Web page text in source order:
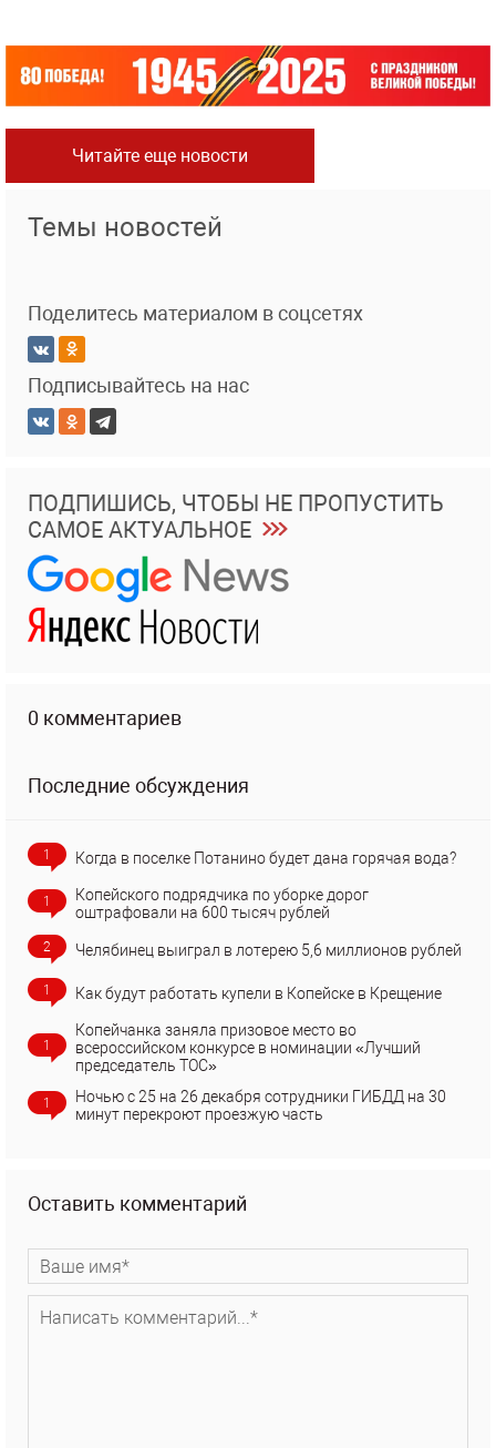
Читайте еще новости
Темы новостей
Поделитесь материалом в соцсетях
Подписывайтесь на нас
ПОДПИШИСЬ, ЧТОБЫ НЕ ПРОПУСТИТЬ
САМОЕ АКТУАЛЬНОЕ
0 комментариев
Последние обсуждения
1 Когда в поселке Потанино будет дана горячая вода?
1
Копейского подрядчика по уборке дорог
оштрафовали на 600 тысяч рублей
2 Челябинец выиграл в лотерею 5,6 миллионов рублей
1 Как будут работать купели в Копейске в Крещение
1
Копейчанка заняла призовое место во
всероссийском конкурсе в номинации «Лучший
председатель ТОС»
1
Ночью с 25 на 26 декабря сотрудники ГИБДД на 30
минут перекроют проезжую часть
Оставить комментарий